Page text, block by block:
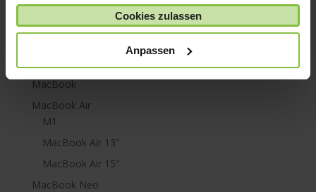
gesammelt haben.
Cookies zulassen
Anpassen
MacBook
MacBook Air
M1
MacBook Air 13"
MacBook Air 15"
MacBook Neo